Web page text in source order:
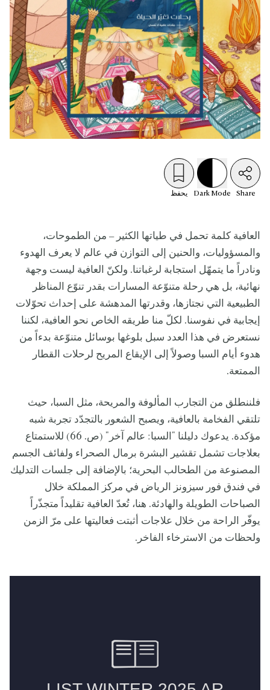
Share
Dark Mode يحفظ
العافية كلمة تحمل في طياتها الكثير – من الطموحات،
والمسؤوليات، والحنين إلى التوازن في عالم لا يعرف الهدوء
ونادراً ما يتمهّل استجابة لرغباتنا. ولكنّ العافية ليست وجهة
نهائية، بل هي رحلة متنوّعة المسارات بقدر تنوّع المناظر
الطبيعية التي نجتازها، وقدرتها المدهشة على إحداث تحوّلات
إيجابية في نفوسنا. لكلّ منا طريقه الخاص نحو العافية، لكننا
نستعرض في هذا العدد سبل بلوغها بوسائل متنوّعة بدءاً من
هدوء أيام السبا وصولاً إلى الإيقاع المريح لرحلات القطار
الممتعة.
فلننطلق من التجارب المألوفة والمريحة، مثل السبا، حيث
تلتقي الفخامة بالعافية، ويصبح الشعور بالتجدّد تجربة شبه
مؤكدة. يدعوك دليلنا "السبا: عالم آخر" (ص. 66) للاستمتاع
بعلاجات تشمل تقشير البشرة برمال الصحراء ولفائف الجسم
المصنوعة من الطحالب البحرية؛ بالإضافة إلى جلسات التدليك
في فندق فور سيزونز الرياض في مركز المملكة خلال
الصباحات الطويلة والهادئة. هنا، تُعدّ العافية تقليداً متجذّراً
يوفّر الراحة من خلال علاجات أثبتت فعاليتها على مرّ الزمن
ولحظات من الاسترخاء الفاخر.